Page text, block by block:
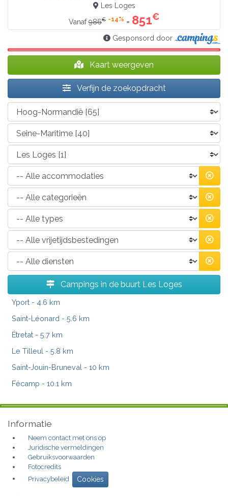
Les Loges
Vanaf986€ -14% = 851€
Gesponsord door
Kaart weergeven
Verfijn de zoekopdracht
Campings in de buurt Les Loges
Yport - 4.6 km
Saint-Léonard - 5.6 km
Étretat - 5.7 km
Le Tilleul - 5.8 km
Saint-Jouin-Bruneval - 10 km
Fécamp - 10.1 km
Informatie
Neem contact met ons op
Juridische vermeldingen
Gebruiksvoorwaarden
Fotocredits
Privacybeleid
Cookies